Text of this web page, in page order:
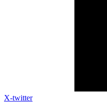
X-twitter